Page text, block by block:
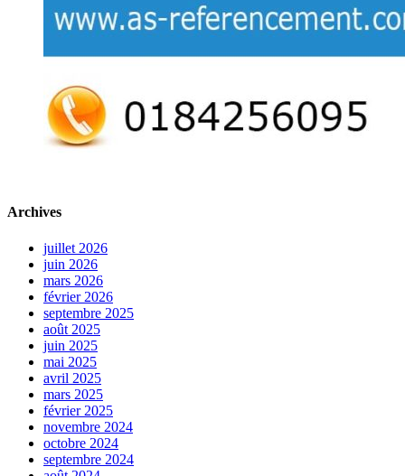
Archives
juillet 2026
juin 2026
mars 2026
février 2026
septembre 2025
août 2025
juin 2025
mai 2025
avril 2025
mars 2025
février 2025
novembre 2024
octobre 2024
septembre 2024